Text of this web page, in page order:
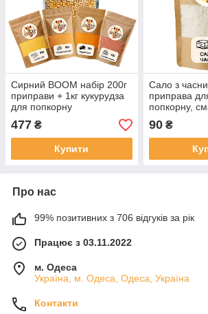
Сирний BOOM набір 200г
приправи + 1кг кукурудза
для попкорну
477 ₴
Купити
Сало з
приправа
попкорну,
добавка 50г
90₴
Про нас
99% позитивних з 706 відгуків за рік
Працює з 03.11.2022
м. Одеса
Україна, м. Одеса, Одеса, Україна
Контакти